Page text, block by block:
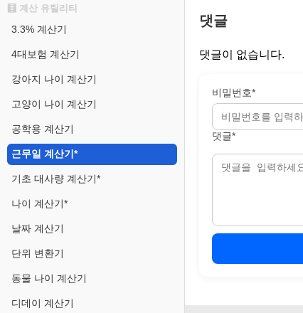
🧮 계산 유틸리티
3.3% 계산기
4대보험 계산기
강아지 나이 계산기
고양이 나이 계산기
공학용 계산기
근무일 계산기*
기초 대사량 계산기*
나이 계산기*
날짜 계산기
단위 변환기
동물 나이 계산기
디데이 계산기
댓글
댓글이 없습니다.
비밀번호*
댓글*